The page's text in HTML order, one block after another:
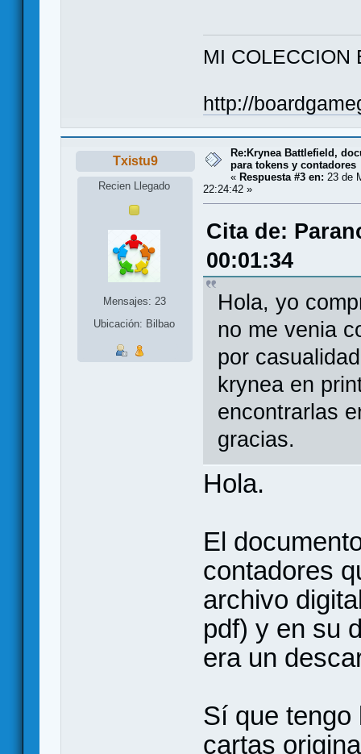
MI COLECCION
http://
Txistu9
Recien Llegado
Mensajes: 23
Ubicación: Bilbao
Re:Krynea Battlefield,
para tokens y contadores
« Respuesta #3 en: 23 de
22:24:42 »
Cita de:
00:01:34
Hola, yo
no me venia
por
krynea en
encontrarlas
gracias.
Hola.
El
contadores
archivo
pdf) y en su
era un
Sí que tengo
cartas